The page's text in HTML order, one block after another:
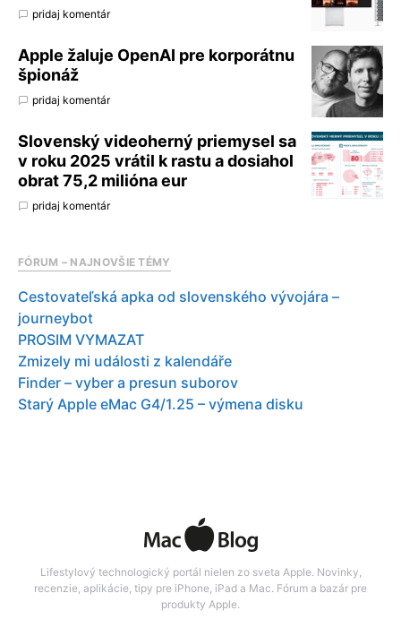
pridaj komentár
Apple žaluje OpenAI pre korporátnu
špionáž
pridaj komentár
Slovenský videoherný priemysel sa
v roku 2025 vrátil k rastu a dosiahol
obrat 75,2 milióna eur
pridaj komentár
FÓRUM – NAJNOVŠIE TÉMY
Cestovateľská apka od slovenského vývojára –
journeybot
PROSIM VYMAZAT
Zmizely mi události z kalendáře
Finder – vyber a presun suborov
Starý Apple eMac G4/1.25 – výmena disku
Lifestylový technologický portál nielen zo sveta Apple. Novinky,
recenzie, aplikácie, tipy pre iPhone, iPad a Mac. Fórum a bazár pre
produkty Apple.